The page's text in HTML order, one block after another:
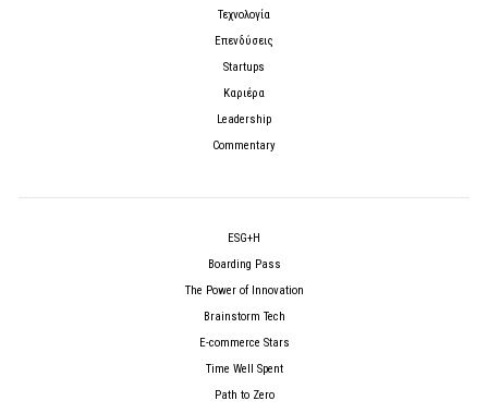
Τεχνολογία
Επενδύσεις
Startups
Καριέρα
Leadership
Commentary
ESG+H
Boarding Pass
The Power of Innovation
Brainstorm Tech
E-commerce Stars
Time Well Spent
Path to Zero